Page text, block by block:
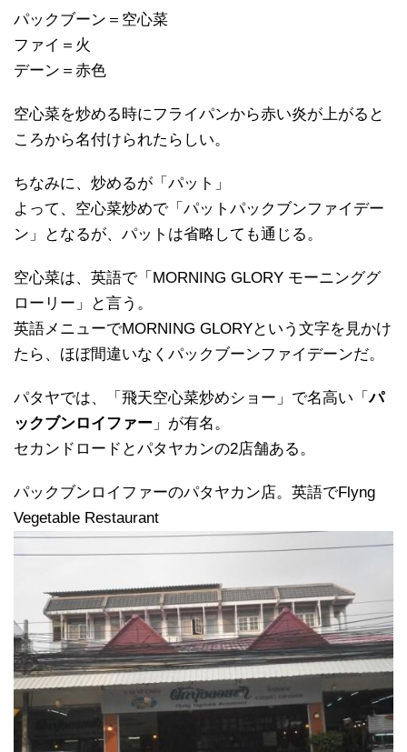
パックブーン＝空心菜
ファイ＝火
デーン＝赤色
空心菜を炒める時にフライパンから赤い炎が上がると
ころから名付けられたらしい。
ちなみに、炒めるが「パット」
よって、空心菜炒めで「パットパックブンファイデー
ン」となるが、パットは省略しても通じる。
空心菜は、英語で「MORNING GLORY モーニンググ
ローリー」と言う。
英語メニューでMORNING GLORYという文字を見かけ
たら、ほぼ間違いなくパックブーンファイデーンだ。
パタヤでは、「飛天空心菜炒めショー」で名高い「パ
ックブンロイファー 」が有名。
セカンドロードとパタヤカンの2店舗ある。
パックブンロイファーのパタヤカン店。英語でFlyng
Vegetable Restaurant